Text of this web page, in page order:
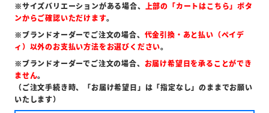
※サイズバリエーションがある場合、 上部の「カートはこちら」ボタ
ンからご確認いただけます。
※ブランドオーダーでご注文の場合、 代金引換・あと払い（ペイデ
ィ）以外のお支払い方法をお選びください。
※ブランドオーダーでご注文の場合、 お届け希望日を承ることができ
ません。
（ご注文手続き時、「お届け希望日」は「指定なし」のままでお願い
いたします）